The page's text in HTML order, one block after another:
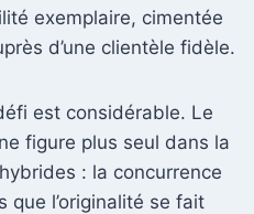
exemplaire, cimentée
d’une clientèle fidèle.
est considérable. Le
figure plus seul dans la
: la concurrence
que l’originalité se fait